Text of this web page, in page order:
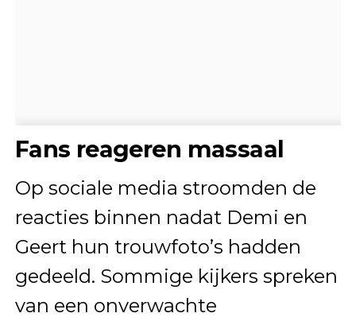
Fans reageren massaal
Op sociale media stroomden de
reacties binnen nadat Demi en
Geert hun trouwfoto’s hadden
gedeeld. Sommige kijkers spreken
van een onverwachte